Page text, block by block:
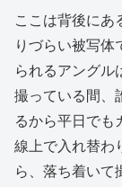
ここは背後にあ
りづらい被写体
られるアングル
撮っている間、
るから平日でも
線上で入れ替わ
ら、落ち着いて